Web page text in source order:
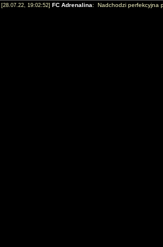
[28.07.22, 19:02:52] FC Adrenalina: Nadchodzi perfekcyjna